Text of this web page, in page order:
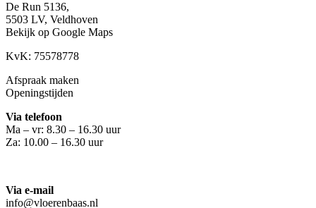
De Run 5136,
5503 LV, Veldhoven
Bekijk op Google Maps
KvK: 75578778
Afspraak maken
Openingstijden
Via telefoon
Ma – vr: 8.30 – 16.30 uur
Za: 10.00 – 16.30 uur
Via e-mail
info@vloerenbaas.nl